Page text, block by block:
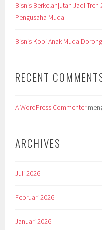
Bisnis Berkelanjutan Jadi
Pengusaha Muda
Bisnis Kopi Anak Muda
RECENT
A WordPress Commenter
ARCHIVES
Juli 2026
Februari 2026
Januari 2026